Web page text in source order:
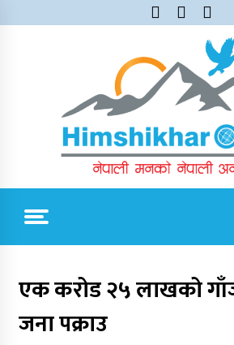
to
Himshikhar Online
एक करोड २५ लाखको
जना पक्राउ